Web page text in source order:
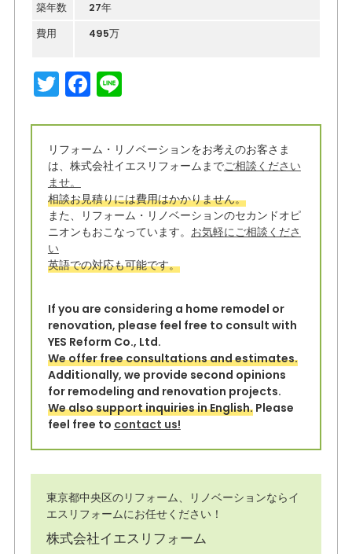
築年数
27年
費用
495万
T
it
t
e
r
F
c
e
b
o
o
k
Li
e
リフォーム・リノベーションをお考えのお客さま
は、株式会社イエスリフォームまでご相談ください
ませ。
相談お見積りには費用はかかりません。
また、リフォーム・リノベーションのセカンドオピ
ニオンもおこなっています。 お気軽にご相談くださ
い
英語での対応も可能です。
If you are considering a home remodel or
renovation, please feel free to consult with
YES Reform Co., Ltd.
We offer free consultations and estimates.
Additionally, we provide second opinions
for remodeling and renovation projects.
We also support inquiries in English.Please
feel free to contact us!
東京都中央区のリフォーム、リノベーションならイ
エスリフォームにお任せください！
株式会社イエスリフォーム